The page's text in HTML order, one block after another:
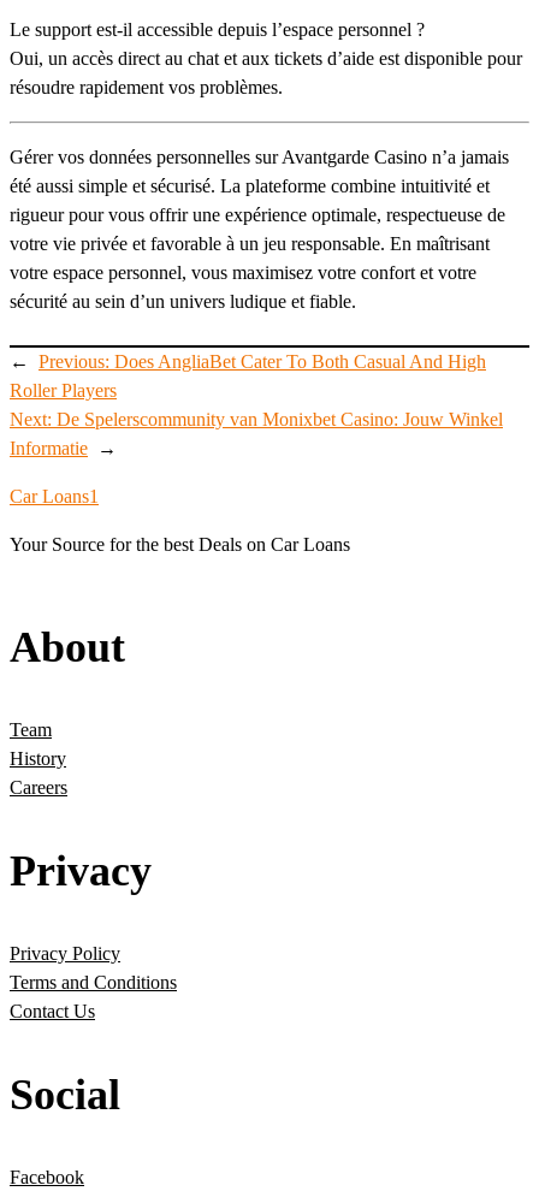
Le support est-il accessible depuis l’espace personnel ?
Oui, un accès direct au chat et aux tickets d’aide est disponible pour
résoudre rapidement vos problèmes.
Gérer vos données personnelles sur Avantgarde Casino n’a jamais
été aussi simple et sécurisé. La plateforme combine intuitivité et
rigueur pour vous offrir une expérience optimale, respectueuse de
votre vie privée et favorable à un jeu responsable. En maîtrisant
votre espace personnel, vous maximisez votre confort et votre
sécurité au sein d’un univers ludique et fiable.
← Previous: Does AngliaBet Cater To Both Casual And High
Roller Players
Next: De Spelerscommunity van Monixbet Casino: Jouw Winkel
Informatie
→
Car Loans1
Your Source for the best Deals on Car Loans
About
Team
History
Careers
Privacy
Privacy Policy
Terms and Conditions
Contact Us
Social
Facebook